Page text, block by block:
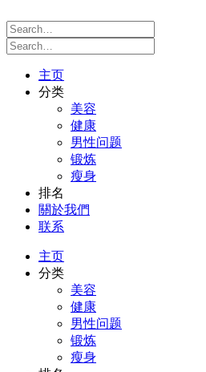
主页
分类
美容
健康
男性问题
锻炼
瘦身
排名
關於我們
联系
主页
分类
美容
健康
男性问题
锻炼
瘦身